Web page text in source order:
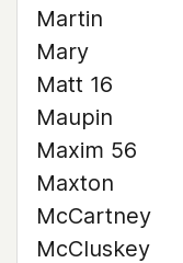
Martin
Mary
Matt 16
Maupin
Maxim 56
Maxton
McCartney
McCluskey